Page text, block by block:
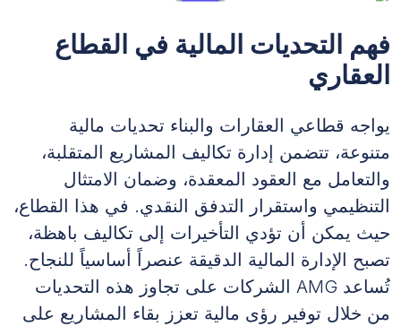
فهم التحديات المالية في القطاع
العقاري
يواجه قطاعي العقارات والبناء تحديات مالية
متنوعة، تتضمن إدارة تكاليف المشاريع المتقلبة،
والتعامل مع العقود المعقدة، وضمان الامتثال
التنظيمي واستقرار التدفق النقدي. في هذا القطاع،
حيث يمكن أن تؤدي التأخيرات إلى تكاليف باهظة،
تصبح الإدارة المالية الدقيقة عنصراً أساسياً للنجاح.
تُساعد AMG الشركات على تجاوز هذه التحديات
من خلال توفير رؤى مالية تعزز بقاء المشاريع على